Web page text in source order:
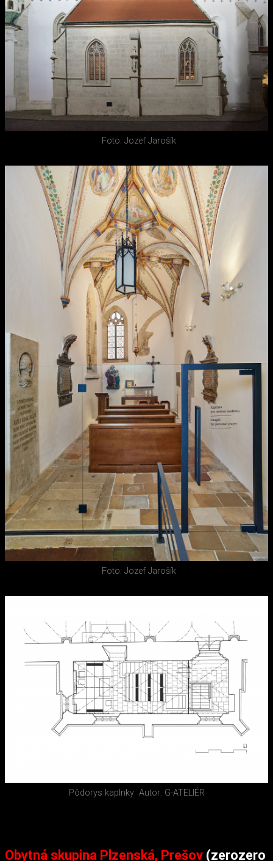
Foto: Jozef Jarošík
Foto: Jozef Jarošík
Pôdorys kaplnky Autor: G-ATELIÉR
Obytná skupina Plzenská, Prešov (zerozero